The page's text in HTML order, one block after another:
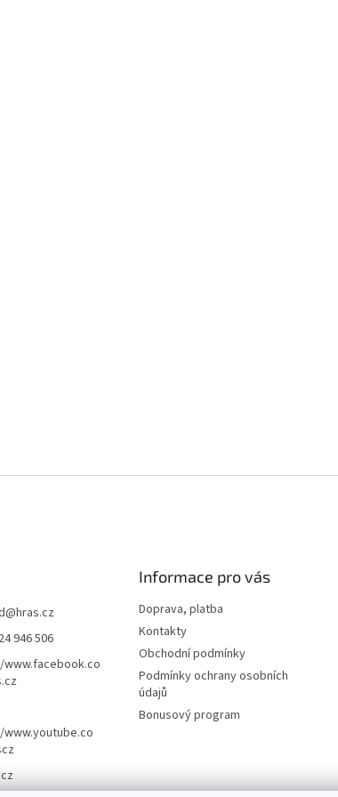
@hras.cz
946 506
Informace pro vás
Doprava, platba
Kontakty
Obchodní podmínky
Podmínky ochrany osobních
údajů
Bonusový program